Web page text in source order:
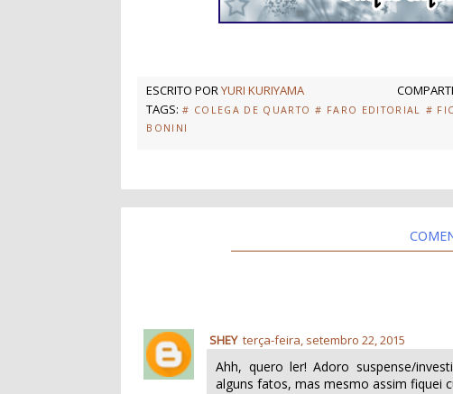
ESCRITO PORYURI KURIYAMA
TAGS: # COLEGA DE QUARTO # FARO EDITORIAL #
BONINI
SHEY terça-feira, setembro 22, 2015
Ahh, quero ler! Adoro suspense/
alguns fatos, mas mesmo assim fiquei